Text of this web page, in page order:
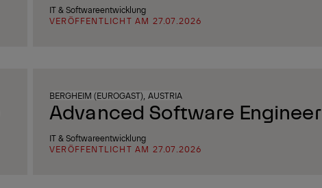
IT & Softwareentwicklung
VERÖFFENTLICHT AM 27.07.2026
BERGHEIM (EUROGAST), AUSTRIA
Advanced Software Engineer
IT & Softwareentwicklung
VERÖFFENTLICHT AM 27.07.2026